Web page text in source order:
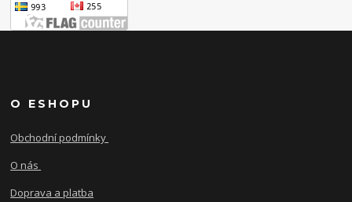
O ESHOPU
Obchodní podmínky
O nás
Doprava a platba